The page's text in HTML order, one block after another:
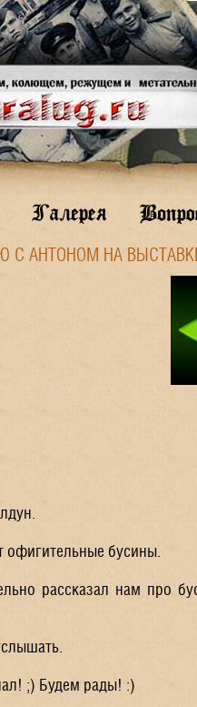
С АНТОНОМ НА
офигительные бусины.
рассказал нам про
;) Будем рады! :)